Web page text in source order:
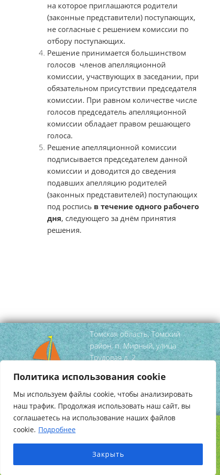
Политика использования cookie
Мы используем файлы cookie, чтобы анализировать
наш трафик. Продолжая использовать наш сайт, вы
соглашаетесь на использование наших файлов
cookie. Подробнее
Закрыть
на которое приглашаются родители
(законные представители) поступающих,
не согласные с решением комиссии по
отбору поступающих.
Решение принимается большинством
голосов членов апелляционной
комиссии, участвующих в заседании, при
обязательном присутствии председателя
комиссии. При равном количестве числе
голосов председатель апелляционной
комиссии обладает правом решающего
голоса.
Решение апелляционной комиссии
подписывается председателем данной
комиссии и доводится до сведения
подавших апелляцию родителей
(законных представителей) поступающих
под роспись в течение одного рабочего
дня, следующего за днём принятия
решения.
Томская область, Томский
район, п. Мирный, улица
Трудовая д. 2
тел/факс(3822) 95 52 99
mirniy-
dshi@tomsky.gov70.ru
Создание сайта